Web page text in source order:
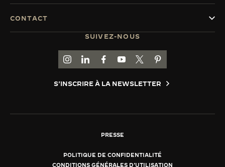
SUIVEZ-NOUS
ACCÉDER À LA PAGE INSTAGRAM DE
ACCÉDER À LA PAGE LINKEDIN DE
ALLER SUR LA PAGE JAEGER-
ACCÉDER À LA PAGE
ALLER SUR LA PAGE
ALLER SUR LA
S'INSCRIRE À LA NEWSLETTER
CONTACT
PRESSE
POLITIQUE DE CONFIDENTIALITÉ
CONDITIONS GÉNÉRALES D'UTILISATION